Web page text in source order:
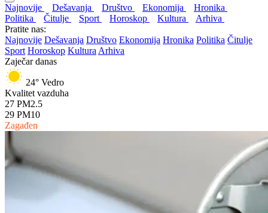
Najnovije Dešavanja Društvo Ekonomija
Hronika
Politika
Čitulje Sport Horoskop Kultura
Arhiva
Pratite nas:
Najnovije Dešavanja Društvo Ekonomija Hronika Politika Čitulje
Sport Horoskop Kultura Arhiva
Zaječar danas
24° Vedro
Kvalitet vazduha
27 PM2.5
29 PM10
Zagađen